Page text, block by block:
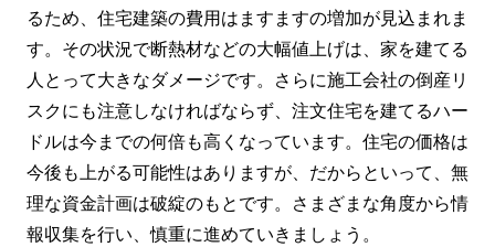
るため、住宅建築の費用はますますの増加が見込まれま
す。その状況で断熱材などの大幅値上げは、家を建てる
人とって大きなダメージです。さらに施工会社の倒産リ
スクにも注意しなければならず、注文住宅を建てるハー
ドルは今までの何倍も高くなっています。住宅の価格は
今後も上がる可能性はありますが、だからといって、無
理な資金計画は破綻のもとです。さまざまな角度から情
報収集を行い、慎重に進めていきましょう。